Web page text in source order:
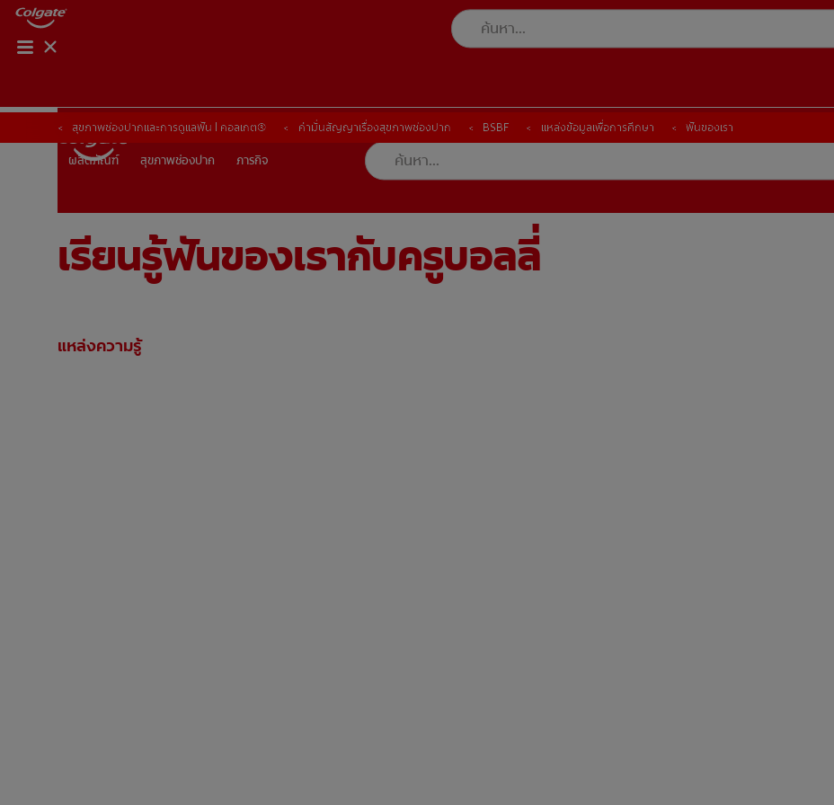
ผลิตภัณฑ์ สุขภาพช่องปาก
TH (TH) ลงทะเบียน
ผลิตภัณฑ์ สุขภาพช่องปาก ภารกิจ
การจับคู่ผลิตภัณฑ์
สุขภาพช่องปากและการดูแลฟัน | คอลเกต® คำมั่นสัญญาเรื่องสุขภาพช่องปาก BSBF แหล่งข้อมูลเพื่อการศึกษา ฟันของเรา
สุขภาพช่องปากและการดูแลฟัน | คอลเกต® คำมั่นสัญญาเรื่องสุขภาพช่องปาก BSBF แหล่งข้อมูลเพื่อการศึกษา ฟันของเรา
เรียนรู้ฟันของเรากับครูบอลลี่
แหล่งความรู้